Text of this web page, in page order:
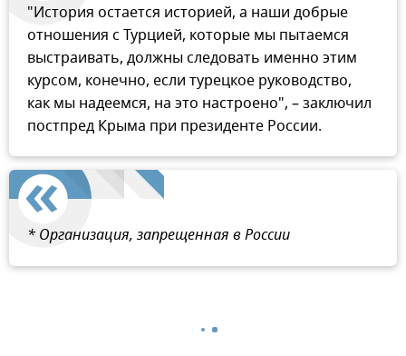
"История остается историей, а наши добрые
отношения с Турцией, которые мы пытаемся
выстраивать, должны следовать именно этим
курсом, конечно, если турецкое руководство,
как мы надеемся, на это настроено", – заключил
постпред Крыма при президенте России.
* Организация, запрещенная в России